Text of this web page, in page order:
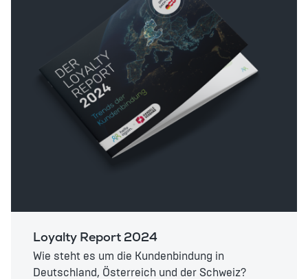
Loyalty Report 2024
Wie steht es um die Kundenbindung in
Deutschland, Österreich und der Schweiz?